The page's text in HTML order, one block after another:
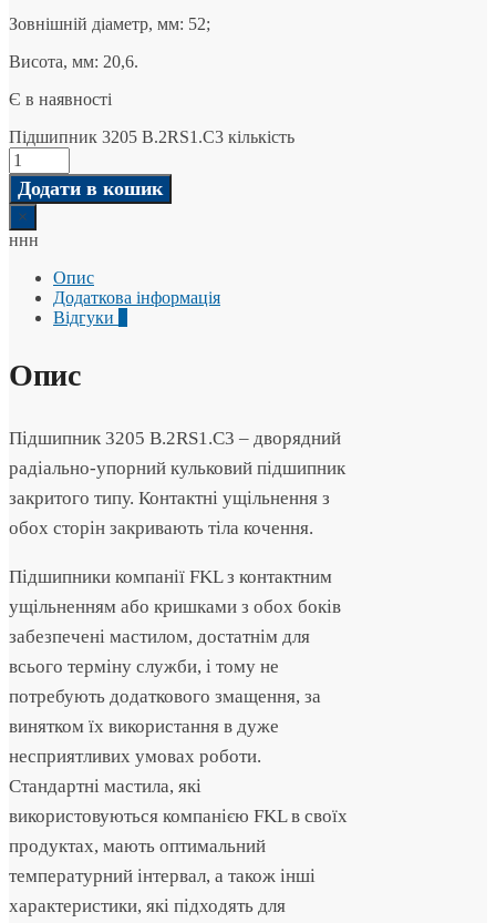
Зовнішній діаметр, мм: 52;
Висота, мм: 20,6.
Є в наявності
Підшипник 3205 B.2RS1.C3 кількість
Додати в кошик
×
ннн
Опис
Додаткова інформація
Відгуки
Опис
Підшипник 3205 B.2RS1.C3 – дворядний
радіально-упорний кульковий підшипник
закритого типу. Контактні ущільнення з
обох сторін закривають тіла кочення.
Підшипники компанії FKL з контактним
ущільненням або кришками з обох боків
забезпечені мастилом, достатнім для
всього терміну служби, і тому не
потребують додаткового змащення, за
винятком їх використання в дуже
несприятливих умовах роботи.
Стандартні мастила, які
використовуються компанією FKL в своїх
продуктах, мають оптимальний
температурний інтервал, а також інші
характеристики, які підходять для